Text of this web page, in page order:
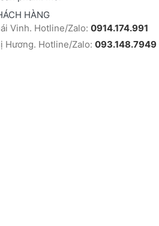
HÀNG
Vinh. Hotline/Zalo: 0914.174.991
Hương. Hotline/Zalo: 093.148.7949